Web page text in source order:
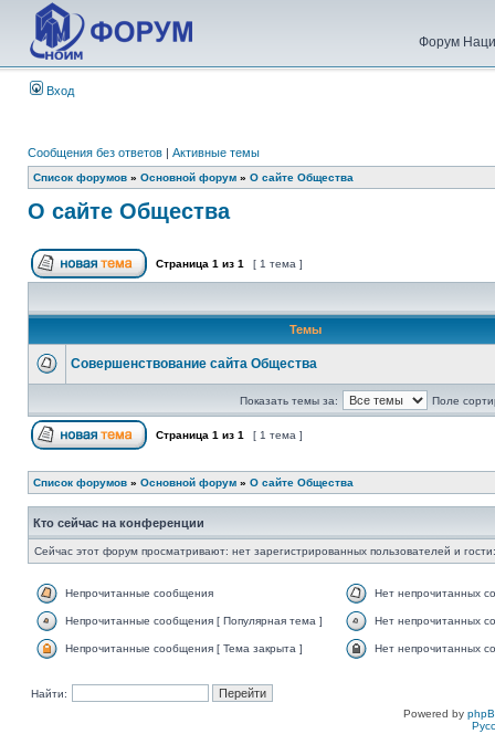
Форум
Вход
Сообщения без ответов | Активные темы
Список форумов » Основной форум » О сайте Общества
О сайте Общества
Страница 1 из 1 [ 1 тема ]
Темы
Совершенствование сайта Общества
Показать темы за: Поле
Страница 1 из 1 [ 1 тема ]
Список форумов » Основной форум » О сайте Общества
Кто сейчас на конференции
Сейчас этот форум просматривают: нет зарегистрированных пользователей и
Непрочитанные сообщения Нет непрочитанных
Непрочитанные сообщения [ Популярная тема ] Нет непрочитанных
Непрочитанные сообщения [ Тема закрыта ] Нет непрочитанных
Найти:
Powered by